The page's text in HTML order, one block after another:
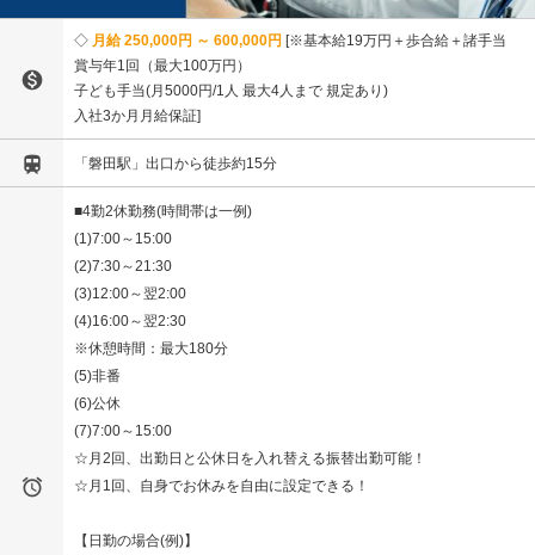

月給 250,000円 ～ 600,000円 ※基本給19万円＋歩合給＋諸手当
賞与年1回（最大100万円）
子ども手当(月5000円/1人 最大4人まで 規定あり)
入社3か月月給保証
 「磐田駅」出口から徒歩約15分

■4勤2休勤務(時間帯は一例)
(1)7:00～15:00
(2)7:30～21:30
(3)12:00～翌2:00
(4)16:00～翌2:30
※休憩時間：最大180分
(5)非番
(6)公休
(7)7:00～15:00
☆月2回、出勤日と公休日を入れ替える振替出勤可能！
☆月1回、自身でお休みを自由に設定できる！
【日勤の場合(例)】